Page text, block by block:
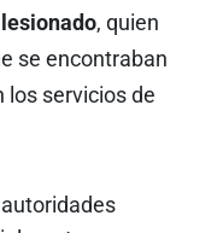
, quien
se encontraban
los servicios de